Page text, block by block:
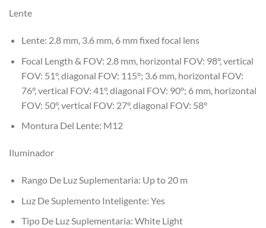
Lente
Lente: 2.8 mm, 3.6 mm, 6 mm fixed focal lens
Focal Length & FOV: 2.8 mm, horizontal FOV: 98°, vertical
FOV: 51°, diagonal FOV: 115°; 3.6 mm, horizontal FOV:
76°, vertical FOV: 41°, diagonal FOV: 90°; 6 mm, horizontal
FOV: 50°, vertical FOV: 27°, diagonal FOV: 58°
Montura Del Lente: M12
Iluminador
Rango De Luz Suplementaria: Up to 20 m
Luz De Suplemento Inteligente: Yes
Tipo De Luz Suplementaria: White Light